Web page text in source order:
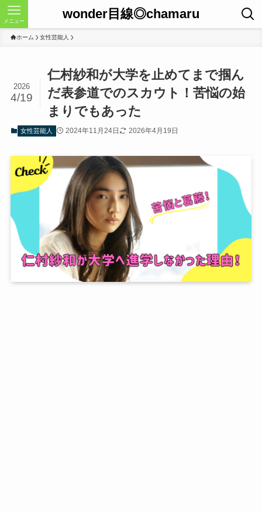
wonder目線◎chamaru
メニュー
ホーム 女性芸能人
仁村紗和が大学を止めてまで掴ん
だ表参道でのスカウト！苦悩の始
まりでもあった
2026
4/19
女性芸能人 2024年11月24日 2026年4月19日